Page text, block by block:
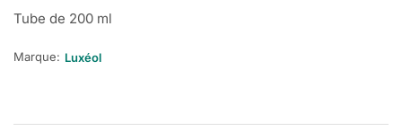
Tube de 200 ml
Marque: Luxéol